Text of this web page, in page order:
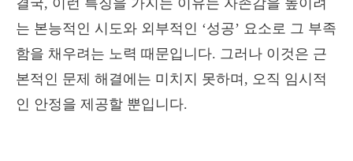
결국, 이런 특징을 가지는 이유는 자존감을 높이려
는 본능적인 시도와 외부적인 ‘성공’ 요소로 그 부족
함을 채우려는 노력 때문입니다. 그러나 이것은 근
본적인 문제 해결에는 미치지 못하며, 오직 임시적
인 안정을 제공할 뿐입니다.